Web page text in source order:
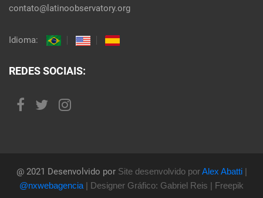
contato@latinoobservatory.org
Idioma:
REDES SOCIAIS:
@ 2021 Desenvolvido porSite desenvolvido porAlex Abatti|
@nxwebagencia | Designer Gráfico: Gabriel Reis | Freepik